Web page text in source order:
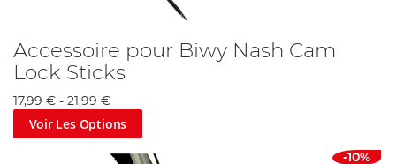
Accessoire pour Biwy Nash Cam
Lock Sticks
17,99 € - 21,99 €
Voir Les Options
-10%